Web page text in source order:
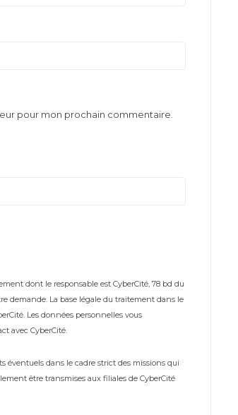
pour mon prochain commentaire.
dont le responsable est CyberCité, 78 bd du
demande. La base légale du traitement dans le
Les données personnelles vous
avec CyberCité.
éventuels dans le cadre strict des missions qui
être transmises aux filiales de CyberCité